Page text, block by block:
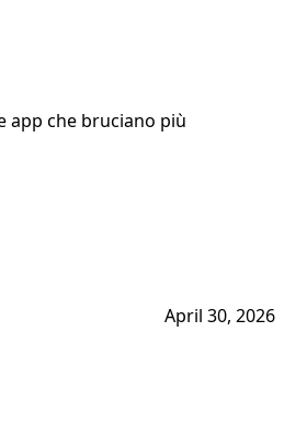
app che bruciano più
April 30, 2026